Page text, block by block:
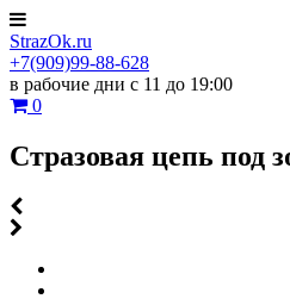
StrazOk.ru
+7(909)99-88-628
в рабочие дни с 11 до 19:00
0
Стразовая цепь под